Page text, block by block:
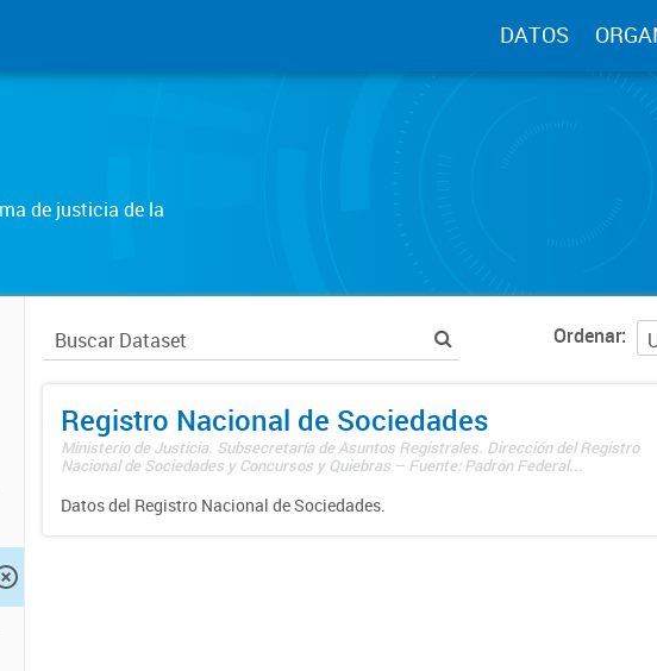
DATOS
de justicia de la
Ordenar
Registro Nacional de Sociedades
Ministerio de Justicia. Subsecretaría de Asuntos Registrales. Dirección del Registro
Nacional de Sociedades y Concursos y Quiebras – Fuente: Padrón Federal...
Datos del Registro Nacional de Sociedades.